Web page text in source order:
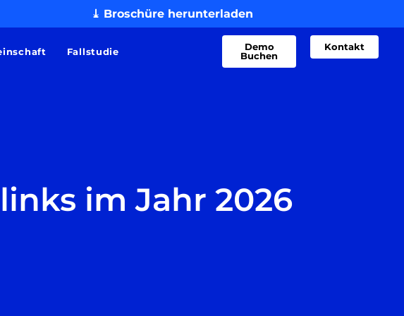
⤓ Broschüre herunterladen
Fallstudie
Demo
Buchen
Kontakt
im Jahr 2026